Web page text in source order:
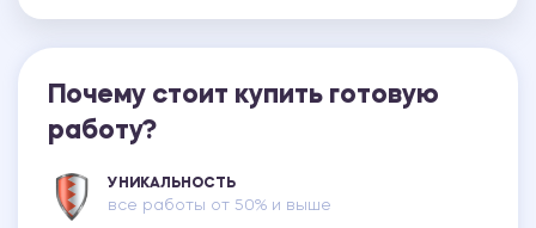
Почему стоит купить готовую
работу?
УНИКАЛЬНОСТЬ
все работы от 50% и выше